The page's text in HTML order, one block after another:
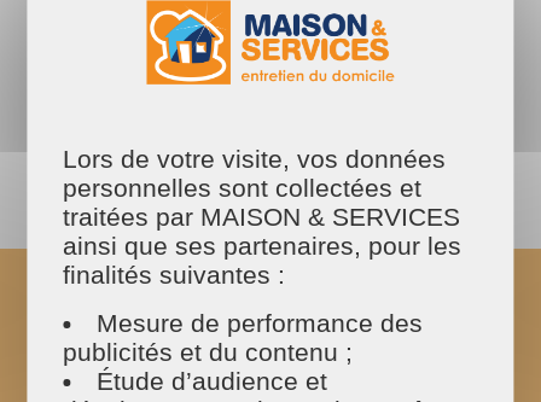
Nous intervenons chez les particuliers, au
domicile, principale ou secondaire mais nous
n’intervenons pas dans les immeubles, bureaux
ou magasins. Pour les professionnels,
Je demande mon devis gratuit et sans
engagement
Comment se passe le ménage à
Argentan ?
Après un premier échange avec notre équipe
administrative, nous organisons une visite à
Lors de votre visite, vos données
personnelles sont collectées et
traitées par MAISON & SERVICES
ainsi que ses partenaires, pour les
finalités suivantes :
Mesure de performance des
publicités et du contenu ;
Étude d’audience et